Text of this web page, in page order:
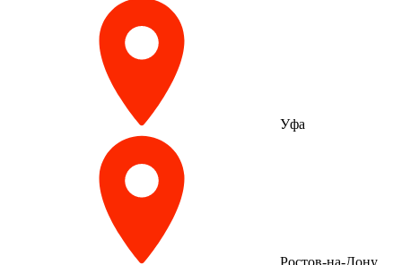
Уфа
Ростов-на-Дону